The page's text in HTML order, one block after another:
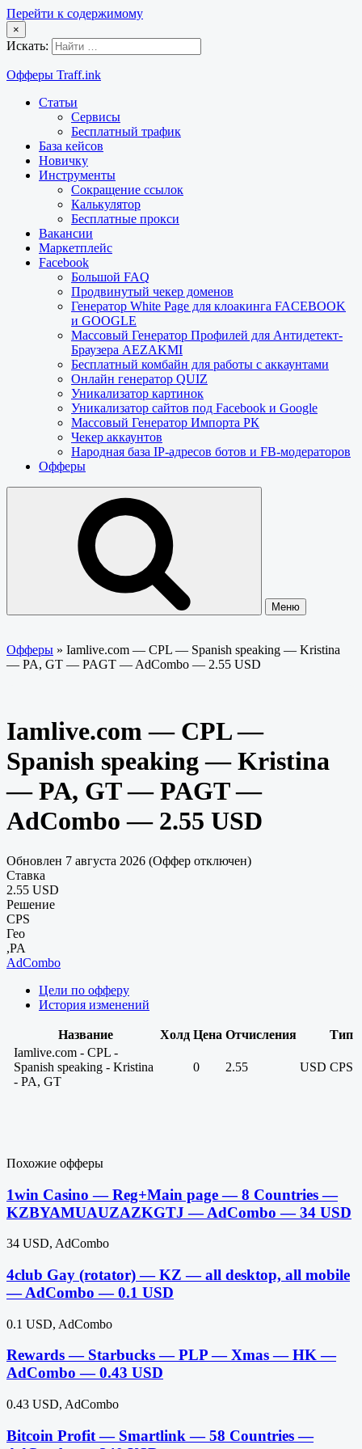
Перейти к содержимому
×
Искать:
Офферы Traff.ink
Статьи
Сервисы
Бесплатный трафик
База кейсов
Новичку
Инструменты
Сокращение ссылок
Калькулятор
Бесплатные прокси
Вакансии
Маркетплейс
Facebook
Большой FAQ
Продвинутый чекер доменов
Генератор White Page для клоакинга FACEBOOK
и GOOGLE
Массовый Генератор Профилей для Антидетект-
Браузера AEZAKMI
Бесплатный комбайн для работы с аккаунтами
Онлайн генератор QUIZ
Уникализатор картинок
Уникализатор сайтов под Facebook и Google
Массовый Генератор Импорта РК
Чекер аккаунтов
Народная база IP-адресов ботов и FB-модераторов
Офферы
Меню
Офферы » Iamlive.com — CPL — Spanish speaking — Kristina
— PA, GT — PAGT — AdCombo — 2.55 USD
Iamlive.com — CPL —
Spanish speaking — Kristina
— PA, GT — PAGT —
AdCombo — 2.55 USD
Обновлен 7 августа 2026 (Оффер отключен)
Ставка
2.55 USD
Решение
CPS
Гео
,PA
AdCombo
Цели по офферу
История изменений
Название Холд Цена Отчисления
Тип
Iamlive.com - CPL -
Spanish speaking - Kristina
- PA, GT
0 2.55 USD CPS
Похожие офферы
1win Casino — Reg+Main page — 8 Countries —
KZBYAMUAUZAZKGTJ — AdCombo — 34 USD
34 USD, AdCombo
4club Gay (rotator) — KZ — all desktop, all mobile
— AdCombo — 0.1 USD
0.1 USD, AdCombo
Rewards — Starbucks — PLP — Xmas — HK —
AdCombo — 0.43 USD
0.43 USD, AdCombo
Bitcoin Profit — Smartlink — 58 Countries —